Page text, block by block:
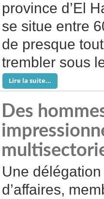
province d’El
se situe entre
de presque
trembler sous
Lire la suite...
Des
Une délégation
d’affaires,